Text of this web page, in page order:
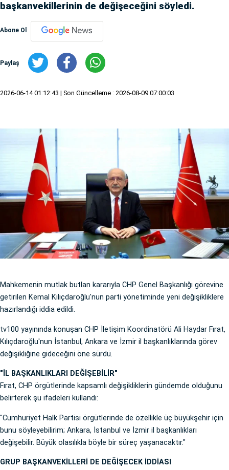
başkanvekillerinin de değişeceğini söyledi.
Abone Ol
Paylaş
2026-06-14 01:12:43 | Son Güncelleme : 2026-08-09 07:00:03
Mahkemenin mutlak butlan kararıyla CHP Genel Başkanlığı görevine
getirilen Kemal Kılıçdaroğlu'nun parti yönetiminde yeni değişikliklere
hazırlandığı iddia edildi.
tv100 yayınında konuşan CHP İletişim Koordinatörü Ali Haydar Fırat,
Kılıçdaroğlu'nun İstanbul, Ankara ve İzmir il başkanlıklarında görev
değişikliğine gideceğini öne sürdü.
"İL BAŞKANLIKLARI DEĞİŞEBİLİR"
Fırat, CHP örgütlerinde kapsamlı değişikliklerin gündemde olduğunu
belirterek şu ifadeleri kullandı:
"Cumhuriyet Halk Partisi örgütlerinde de özellikle üç büyükşehir için
bunu söyleyebilirim; Ankara, İstanbul ve İzmir il başkanlıkları
değişebilir. Büyük olasılıkla böyle bir süreç yaşanacaktır."
GRUP BAŞKANVEKİLLERİ DE DEĞİŞECEK İDDİASI